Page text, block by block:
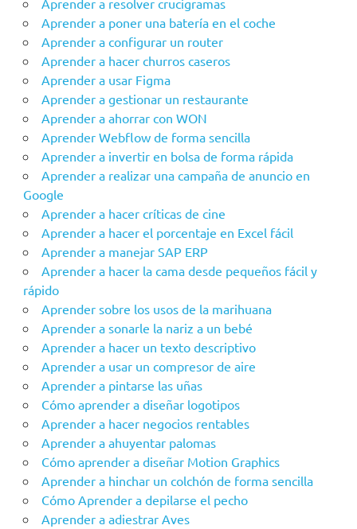
Aprender a resolver crucigramas
Aprender a poner una batería en el coche
Aprender a configurar un router
Aprender a hacer churros caseros
Aprender a usar Figma
Aprender a gestionar un restaurante
Aprender a ahorrar con WON
Aprender Webflow de forma sencilla
Aprender a invertir en bolsa de forma rápida
Aprender a realizar una campaña de anuncio en
Google
Aprender a hacer críticas de cine
Aprender a hacer el porcentaje en Excel fácil
Aprender a manejar SAP ERP
Aprender a hacer la cama desde pequeños fácil y
rápido
Aprender sobre los usos de la marihuana
Aprender a sonarle la nariz a un bebé
Aprender a hacer un texto descriptivo
Aprender a usar un compresor de aire
Aprender a pintarse las uñas
Cómo aprender a diseñar logotipos
Aprender a hacer negocios rentables
Aprender a ahuyentar palomas
Cómo aprender a diseñar Motion Graphics
Aprender a hinchar un colchón de forma sencilla
Cómo Aprender a depilarse el pecho
Aprender a adiestrar Aves